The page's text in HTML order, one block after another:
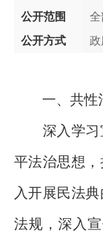
公开范围
全
公开方式
政
一、共性
深入学习
平法治思想
入开展民法
法规，深入